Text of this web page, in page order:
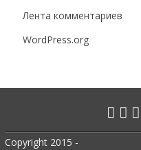
Лента комментариев
WordPress.org
Copyright 2015 -